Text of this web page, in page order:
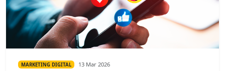
MARKETING DIGITAL 13 Mar 2026